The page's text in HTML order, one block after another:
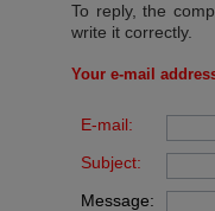
To reply, the
write it correctly.
Your e-mail
E-mail:
Subject:
Message: